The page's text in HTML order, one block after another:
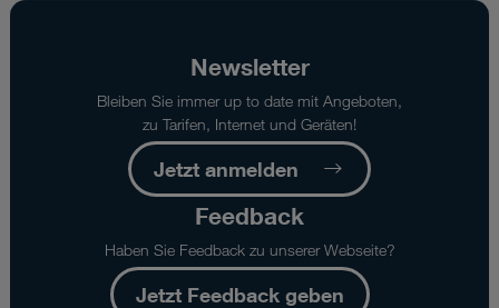
Newsletter
Bleiben Sie immer up to date mit Angeboten,
zu Tarifen, Internet und Geräten!
Jetzt anmelden
Feedback
Haben Sie Feedback zu unserer Webseite?
Jetzt Feedback geben